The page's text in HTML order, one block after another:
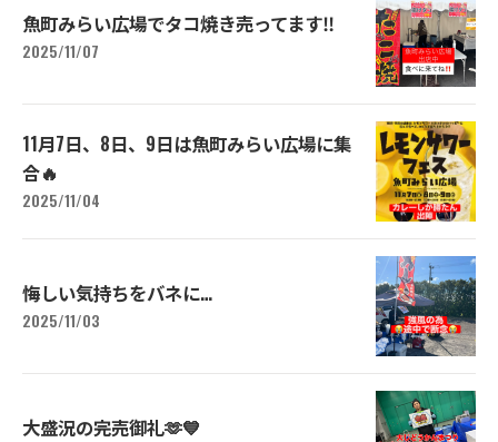
魚町みらい広場でタコ焼き売ってます‼️
2025/11/07
11月7日、8日、9日は魚町みらい広場に集
合🔥
2025/11/04
悔しい気持ちをバネに…
2025/11/03
大盛況の完売御礼🫶💙